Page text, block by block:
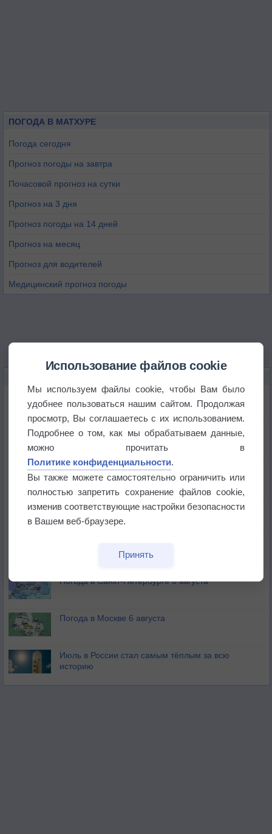
ПОГОДА В МАТХУРЕ
Погода сегодня
Прогноз погоды на завтра
Почасовой прогноз на сутки
Прогноз на 3 дня
Прогноз погоды на 14 дней
Прогноз на месяц
Прогноз для водителей
Медицинский прогноз погоды
Атмосфера начала замерзать
В Приморье обнаружены морские волны тепла
Изменение климата повлияло на ареал обитания
бабочек
Погода в Екатеринбурге 6 августа
Погода в Санкт-Петербурге 6 августа
Погода в Москве 6 августа
Июль в России стал самым тёплым за всю
историю
Использование файлов cookie
Мы используем файлы cookie, чтобы Вам было
удобнее пользоваться нашим сайтом. Продолжая
просмотр, Вы соглашаетесь с их использованием.
Подробнее о том, как мы обрабатываем данные,
можно прочитать в
Политике конфиденциальности.
Вы также можете самостоятельно ограничить или
полностью запретить сохранение файлов cookie,
изменив соответствующие настройки безопасности
в Вашем веб-браузере.
Принять